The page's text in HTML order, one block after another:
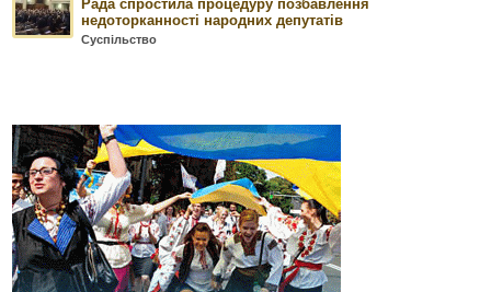
Рада спростила процедуру позбавлення
недоторканності народних депутатів
Суспільство